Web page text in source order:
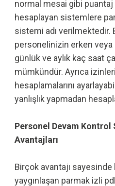
normal mesai gibi
hesaplayan sistemlere
sistemi adı verilmektedir.
personelinizin erken veya
günlük ve aylık kaç saat
mümkündür. Ayrıca
hesaplamalarını
yanlışlık yapmadan
Personel Devam
Avantajları
Birçok avantajı sayesinde
yaygınlaşan parmak izli